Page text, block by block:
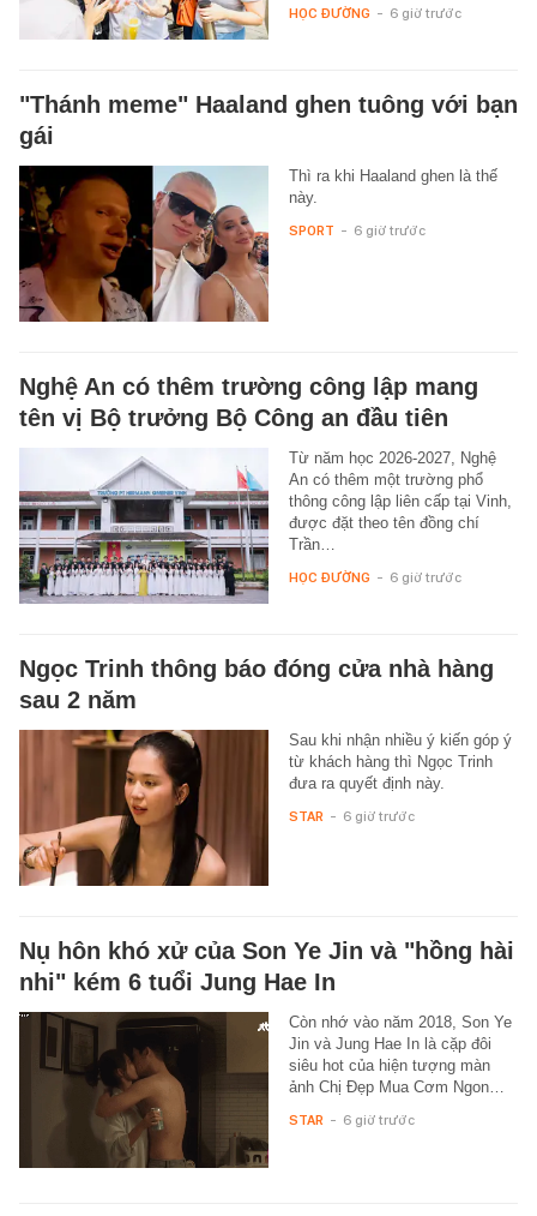
HỌC ĐƯỜNG - 6 giờ trước
"Thánh meme" Haaland ghen tuông với bạn
gái
Thì ra khi Haaland ghen là thế
này.
SPORT - 6 giờ trước
Nghệ An có thêm trường công lập mang
tên vị Bộ trưởng Bộ Công an đầu tiên
Từ năm học 2026-2027, Nghệ
An có thêm một trường phổ
thông công lập liên cấp tại Vinh,
được đặt theo tên đồng chí
Trần…
HỌC ĐƯỜNG - 6 giờ trước
Ngọc Trinh thông báo đóng cửa nhà hàng
sau 2 năm
Sau khi nhận nhiều ý kiến góp ý
từ khách hàng thì Ngọc Trinh
đưa ra quyết định này.
STAR - 6 giờ trước
Nụ hôn khó xử của Son Ye Jin và "hồng hài
nhi" kém 6 tuổi Jung Hae In
Còn nhớ vào năm 2018, Son Ye
Jin và Jung Hae In là cặp đôi
siêu hot của hiện tượng màn
ảnh Chị Đẹp Mua Cơm Ngon…
STAR - 6 giờ trước